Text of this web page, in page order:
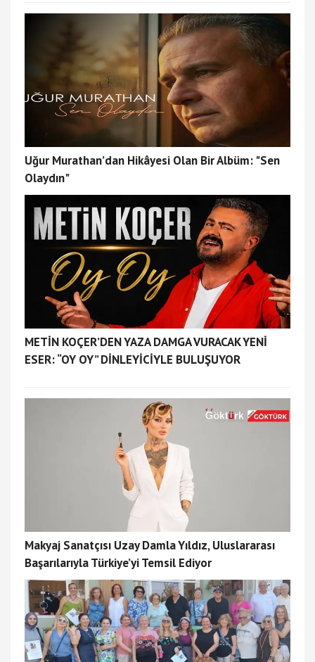
Uğur Murathan’dan Hikâyesi Olan Bir Albüm: "Sen
Olaydın"
METİN KOÇER’DEN YAZA DAMGA VURACAK YENİ
ESER: “OY OY” DİNLEYİCİYLE BULUŞUYOR
Makyaj Sanatçısı Uzay Damla Yıldız, Uluslararası
Başarılarıyla Türkiye’yi Temsil Ediyor